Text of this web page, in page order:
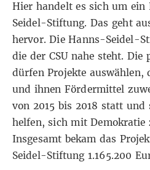
Hier handelt es sich um ein
Seidel-Stiftung. Das geht
hervor. Die Hanns-Seidel-
die der CSU nahe steht.
dürfen Projekte auswählen,
und ihnen Fördermittel
von 2015 bis 2018 statt
helfen, sich mit Demokratie
Insgesamt bekam das
Seidel-Stiftung 1.165.200